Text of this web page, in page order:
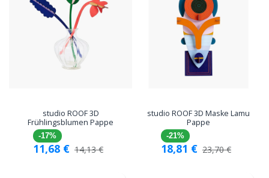
studio ROOF 3D
Frühlingsblumen Pappe
-17%
11,68 € 14,13€
studio ROOF 3D Maske Lamu
Pappe
-21%
18,81 € 23,70€